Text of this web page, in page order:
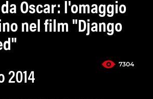
Oscar: l'omaggio
nel film "Django
7304
2014